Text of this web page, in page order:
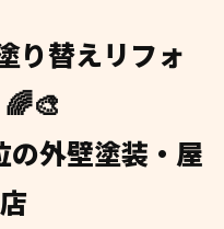
り替えリフォ
外壁塗装・屋